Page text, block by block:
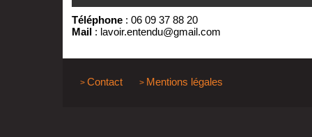
Téléphone : 06 09 37 88 20
Mail : lavoir.entendu@gmail.com
> Contact > Mentions légales